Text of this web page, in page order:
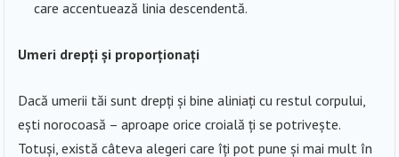
care accentuează linia descendentă.
Umeri drepți și proporționați
Dacă umerii tăi sunt drepți și bine aliniați cu restul corpului,
ești norocoasă – aproape orice croială ți se potrivește.
Totuși, există câteva alegeri care îți pot pune și mai mult în